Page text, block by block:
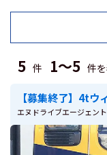
5 件 1～5 件を
【募集終了】4tウ
エヌドライブエージェン